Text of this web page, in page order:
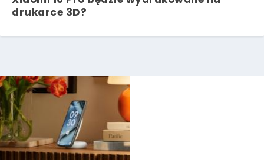
drukarce 3D?